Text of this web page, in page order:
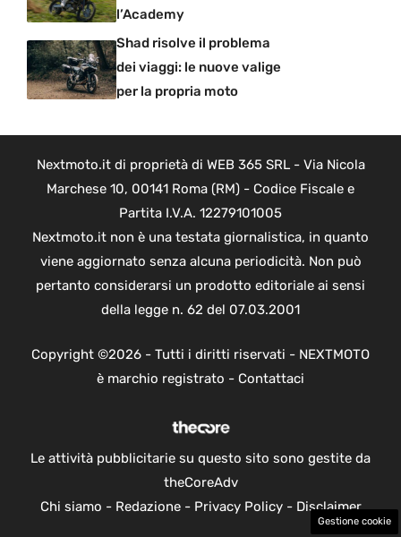
l’Academy
Shad risolve il problema
dei viaggi: le nuove valige
per la propria moto
Nextmoto.it di proprietà di WEB 365 SRL - Via Nicola
Marchese 10, 00141 Roma (RM) - Codice Fiscale e
Partita I.V.A. 12279101005
Nextmoto.it non è una testata giornalistica, in quanto
viene aggiornato senza alcuna periodicità. Non può
pertanto considerarsi un prodotto editoriale ai sensi
della legge n. 62 del 07.03.2001
Copyright ©2026 - Tutti i diritti riservati - NEXTMOTO
è marchio registrato - Contattaci
Le attività pubblicitarie su questo sito sono gestite da
theCoreAdv
Chi siamo - Redazione- Privacy Policy- Disclaimer
Gestione cookie